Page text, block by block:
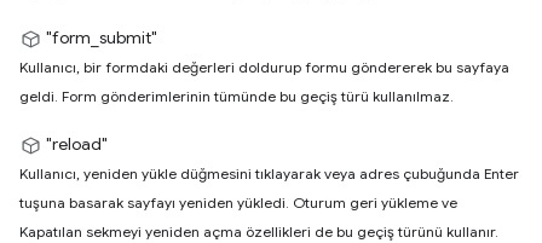
"form_submit"
Kullanıcı, bir formdaki değerleri doldurup formu göndererek bu sayfaya
geldi. Form gönderimlerinin tümünde bu geçiş türü kullanılmaz.
"reload"
Kullanıcı, yeniden yükle düğmesini tıklayarak veya adres çubuğunda Enter
tuşuna basarak sayfayı yeniden yükledi. Oturum geri yükleme ve
Kapatılan sekmeyi yeniden açma özellikleri de bu geçiş türünü kullanır.